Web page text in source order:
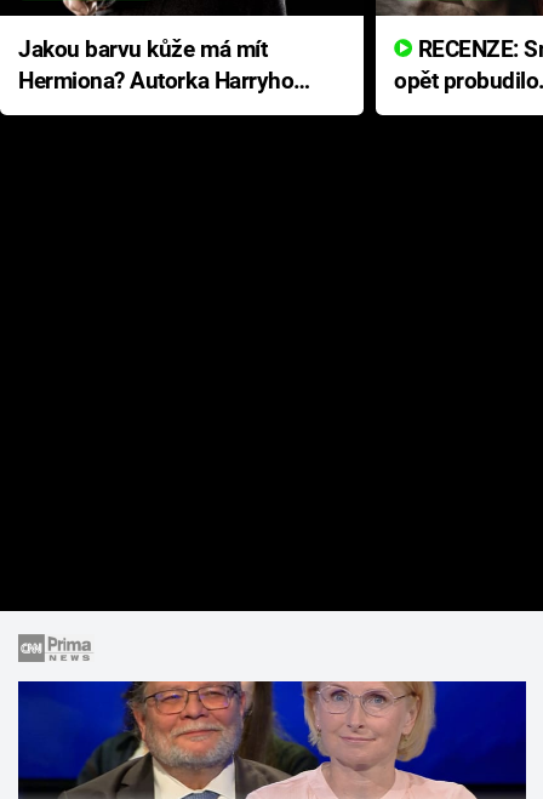
Jakou barvu kůže má mít
Hermiona? Autorka Harryho
Pottera přišla s ráznou
opět
přichází s